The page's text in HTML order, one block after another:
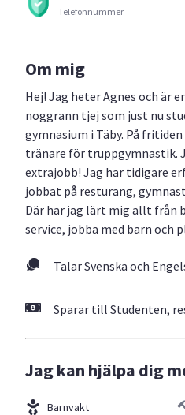
Telefonnummer
Om mig
Hej! Jag heter Agnes och är
noggrann tjej som just nu
gymnasium i Täby. På
tränare för truppgymnastik.
extrajobb! Jag har tidigare
jobbat på resturang,
Där har jag lärt mig allt från
service, jobba med barn och
Talar Svenska och
Sparar till Studenten,
Jag kan hjälpa dig
Barnvakt